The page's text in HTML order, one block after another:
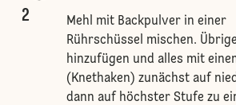
2
Mehl mit Backpulver in einer
Rührschüssel mischen.
hinzufügen und alles mit
(Knethaken) zunächst auf
dann auf höchster Stufe zu